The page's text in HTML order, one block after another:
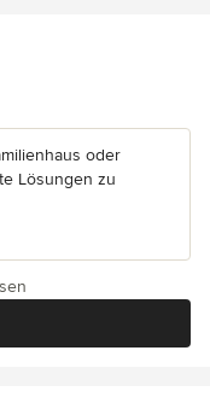
oder
Lösungen zu